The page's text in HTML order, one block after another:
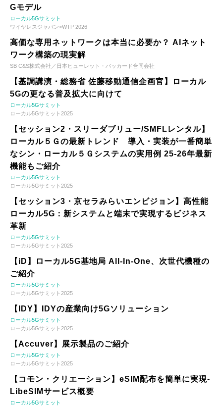
Gモデル
ローカル5Gサミット
ワイヤレスジャパン×WTP 2026
高価な専用ネットワークは本当に必要か？ AIネット
ワーク構築の現実解
SB C&S株式会社／日本ヒューレット・パッカード合同会社
【基調講演・総務省 佐藤移動通信企画官】ローカル
5Gの更なる普及拡大に向けて
ローカル5Gサミット
ローカル5Gサミット2025
【セッション2・スリーダブリュー/SMFLレンタル】
ローカル５Ｇの最新トレンド 導入・実装が一番簡単
なシン・ローカル５Ｇシステムの実用例 25-26年最新
機能もご紹介
ローカル5Gサミット
ローカル5Gサミット2025
【セッション3・京セラみらいエンビジョン】高性能
ローカル5G：新システムと端末で実現するビジネス
革新
ローカル5Gサミット
ローカル5Gサミット2025
【iD】ローカル5G基地局 All-In-One、次世代機種の
ご紹介
ローカル5Gサミット
ローカル5Gサミット2025
【IDY】IDYの産業向け5Gソリューション
ローカル5Gサミット
ローカル5Gサミット2025
【Accuver】展示製品のご紹介
ローカル5Gサミット
ローカル5Gサミット2025
【コモン・クリエーション】eSIM配布を簡単に実現-
LibeSIMサービス概要
ローカル5Gサミット